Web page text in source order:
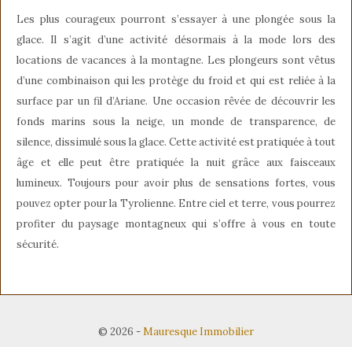
Les plus courageux pourront s’essayer à une plongée sous la
glace. Il s’agit d’une activité désormais à la mode lors des
locations de vacances à la montagne. Les plongeurs sont vêtus
d’une combinaison qui les protège du froid et qui est reliée à la
surface par un fil d’Ariane. Une occasion rêvée de découvrir les
fonds marins sous la neige, un monde de transparence, de
silence, dissimulé sous la glace. Cette activité est pratiquée à tout
âge et elle peut être pratiquée la nuit grâce aux faisceaux
lumineux. Toujours pour avoir plus de sensations fortes, vous
pouvez opter pour la Tyrolienne. Entre ciel et terre, vous pourrez
profiter du paysage montagneux qui s’offre à vous en toute
sécurité.
© 2026 -Mauresque Immobilier